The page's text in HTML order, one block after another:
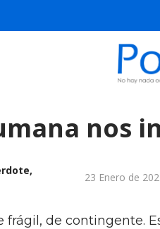
nos
23 Enero de
frágil, de contingente.